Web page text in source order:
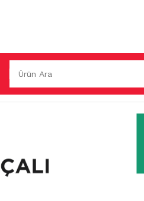
/CAM TEMİZLEME